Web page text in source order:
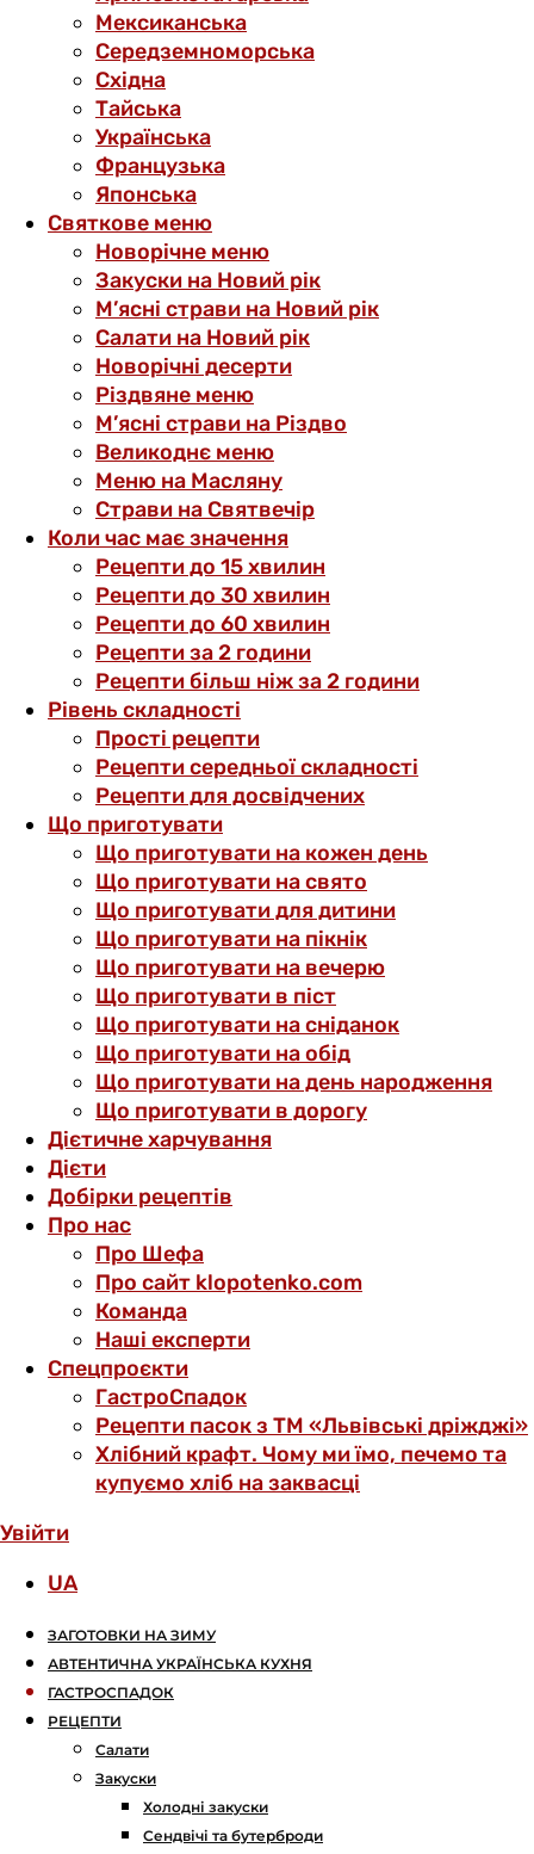
Мексиканська
Середземноморська
Східна
Тайська
Українська
Французька
Японська
Святкове меню
Новорічне меню
Закуски на Новий рік
М’ясні страви на Новий рік
Салати на Новий рік
Новорічні десерти
Різдвяне меню
М’ясні страви на Різдво
Великоднє меню
Меню на Масляну
Страви на Святвечір
Коли час має значення
Рецепти до 15 хвилин
Рецепти до 30 хвилин
Рецепти до 60 хвилин
Рецепти за 2 години
Рецепти більш ніж за 2 години
Рівень складності
Прості рецепти
Рецепти середньої складності
Рецепти для досвідчених
Що приготувати
Що приготувати на кожен день
Що приготувати на свято
Що приготувати для дитини
Що приготувати на пікнік
Що приготувати на вечерю
Що приготувати в піст
Що приготувати на сніданок
Що приготувати на обід
Що приготувати на день народження
Що приготувати в дорогу
Дієтичне харчування
Дієти
Добірки рецептів
Про нас
Про Шефа
Про сайт klopotenko.com
Команда
Наші експерти
Спецпроєкти
ГастроСпадок
Рецепти пасок з ТМ «Львівські дріжджі»
Хлібний крафт. Чому ми їмо, печемо та
купуємо хліб на заквасці
Увійти
UA
ЗАГОТОВКИ НА ЗИМУ
АВТЕНТИЧНА УКРАЇНСЬКА КУХНЯ
ГАСТРОСПАДОК
РЕЦЕПТИ
Салати
Закуски
Холодні закуски
Сендвічі та бутерброди